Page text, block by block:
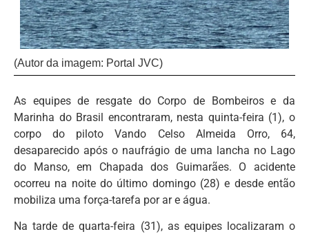
(Autor da imagem: Portal JVC)
As equipes de resgate do Corpo de Bombeiros e da
Marinha do Brasil encontraram, nesta quinta-feira (1), o
corpo do piloto Vando Celso Almeida Orro, 64,
desaparecido após o naufrágio de uma lancha no Lago
do Manso, em Chapada dos Guimarães. O acidente
ocorreu na noite do último domingo (28) e desde então
mobiliza uma força-tarefa por ar e água.
Na tarde de quarta-feira (31), as equipes localizaram o